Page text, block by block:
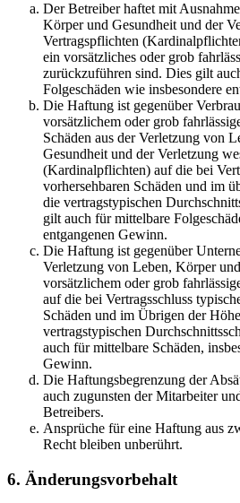
Der Betreiber haftet mit
Körper und Gesundheit und der
Vertragspflichten
ein vorsätzliches oder grob
zurückzuführen sind. Dies gilt
Folgeschäden wie insbesondere
Die Haftung ist gegenüber
vorsätzlichem oder grob
Schäden aus der Verletzung von
Gesundheit und der Verletzung
(Kardinalpflichten) auf die bei
vorhersehbaren Schäden und im
die vertragstypischen
gilt auch für mittelbare
entgangenen Gewinn.
Die Haftung ist gegenüber
Verletzung von Leben, Körper
vorsätzlichem oder grob
auf die bei Vertragsschluss
Schäden und im Übrigen der
vertragstypischen
auch für mittelbare Schäden,
Gewinn.
Die Haftungsbegrenzung der
auch zugunsten der Mitarbeiter
Betreibers.
Ansprüche für eine Haftung aus
Recht bleiben unberührt.
6. Änderungsvorbehalt